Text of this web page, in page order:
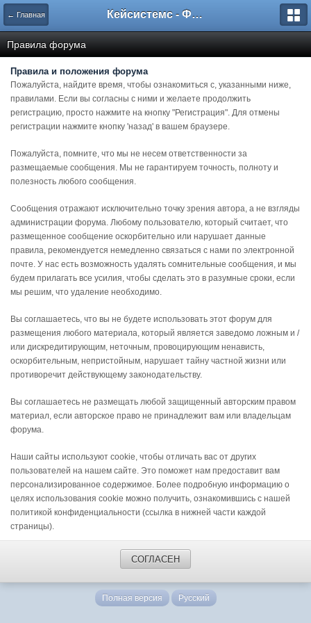
← Главная Кейсистемс - Форумы
Правила форума
Правила и положения форума
Пожалуйста, найдите время, чтобы ознакомиться с, указанными ниже,
правилами. Если вы согласны с ними и желаете продолжить
регистрацию, просто нажмите на кнопку "Регистрация". Для отмены
регистрации нажмите кнопку 'назад' в вашем браузере.
Пожалуйста, помните, что мы не несем ответственности за
размещаемые сообщения. Мы не гарантируем точность, полноту и
полезность любого сообщения.
Сообщения отражают исключительно точку зрения автора, а не взгляды
администрации форума. Любому пользователю, который считает, что
размещенное сообщение оскорбительно или нарушает данные
правила, рекомендуется немедленно связаться с нами по электронной
почте. У нас есть возможность удалять сомнительные сообщения, и мы
будем прилагать все усилия, чтобы сделать это в разумные сроки, если
мы решим, что удаление необходимо.
Вы соглашаетесь, что вы не будете использовать этот форум для
размещения любого материала, который является заведомо ложным и /
или дискредитирующим, неточным, провоцирующим ненависть,
оскорбительным, непристойным, нарушает тайну частной жизни или
противоречит действующему законодательству.
Вы соглашаетесь не размещать любой защищенный авторским правом
материал, если авторское право не принадлежит вам или владельцам
форума.
Наши сайты используют cookie, чтобы отличать вас от других
пользователей на нашем сайте. Это поможет нам предоставит вам
персонализированное содержимое. Более подробную информацию о
целях использования cookie можно получить, ознакомившись с нашей
политикой конфиденциальности (ссылка в нижней части каждой
страницы).
СОГЛАСЕН
Полная версия Русский